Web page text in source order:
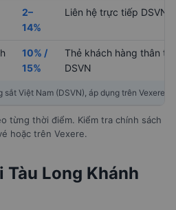
Việt Nam (DSVN), áp dụng trên Vexere
2–
14%
Liên hệ trực tiếp DSVN
10% /
15%
Thẻ khách hàng thân
DSVN
từng thời điểm. Kiểm tra chính sách
hoặc trên Vexere.
Long Khánh